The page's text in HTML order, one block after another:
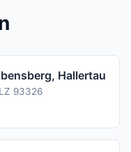
Hallertau
93326